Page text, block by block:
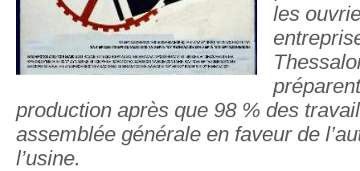
les
production après que 98 % des
assemblée générale en faveur de
l’usine.